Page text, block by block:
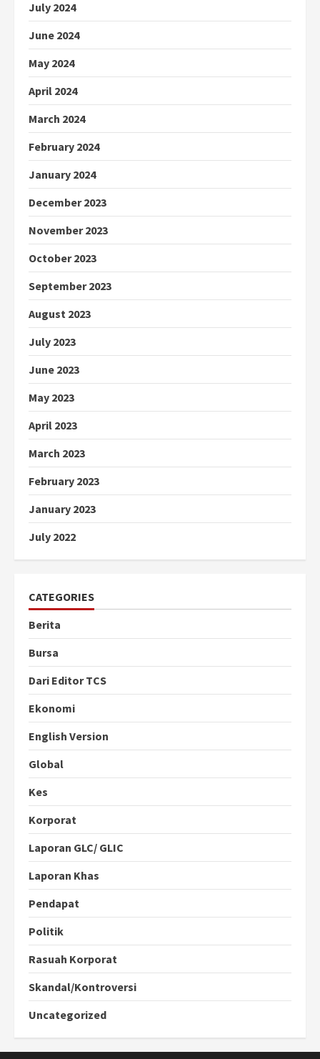
July 2024
June 2024
May 2024
April 2024
March 2024
February 2024
January 2024
December 2023
November 2023
October 2023
September 2023
August 2023
July 2023
June 2023
May 2023
April 2023
March 2023
February 2023
January 2023
July 2022
CATEGORIES
Berita
Bursa
Dari Editor TCS
Ekonomi
English Version
Global
Kes
Korporat
Laporan GLC/ GLIC
Laporan Khas
Pendapat
Politik
Rasuah Korporat
Skandal/Kontroversi
Uncategorized